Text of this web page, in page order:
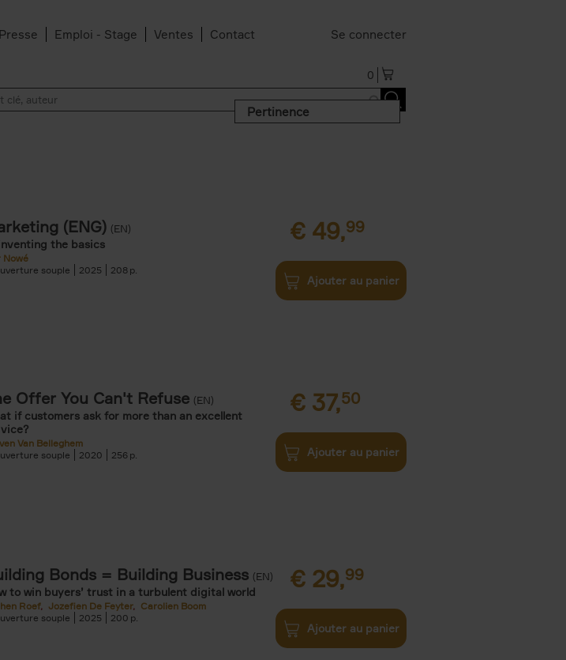
Presse Emploi - Stage Ventes Contact Se connecter
0
Pertinence
(ENG) (EN)
the basics
Nowé
souple
2025 208
€ 49,99
Ajouter au panier
Offer You Can't Refuse (EN)
if customers ask for more than an excellent
Van Belleghem
souple
2020 256
€ 37,50
Ajouter au panier
Bonds = Building Business (EN)
to win buyers’ trust in a turbulent digital world
Roef Jozefien De Feyter
Carolien Boom
souple
2025 200
€ 29,99
Ajouter au panier